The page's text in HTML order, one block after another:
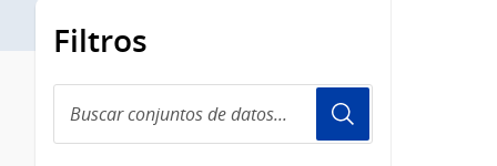
Filtros
conjuntos
de